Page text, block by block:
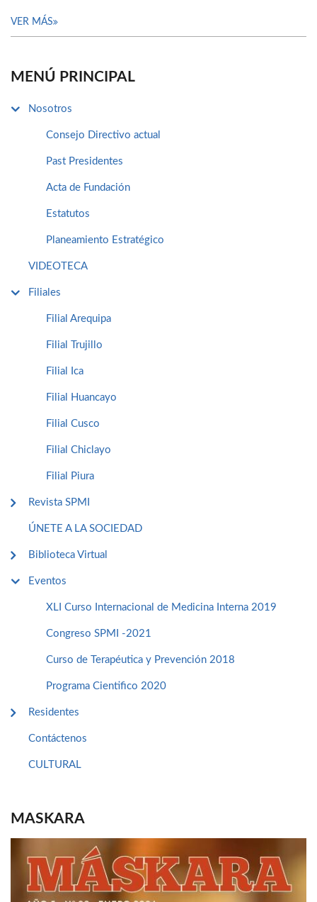
VER MÁS
MENÚ PRINCIPAL
Nosotros
Consejo Directivo actual
Past Presidentes
Acta de Fundación
Estatutos
Planeamiento Estratégico
VIDEOTECA
Filiales
Filial Arequipa
Filial Trujillo
Filial Ica
Filial Huancayo
Filial Cusco
Filial Chiclayo
Filial Piura
Revista SPMI
ÚNETE A LA SOCIEDAD
Biblioteca Virtual
Eventos
XLI Curso Internacional de Medicina Interna 2019
Congreso SPMI -2021
Curso de Terapéutica y Prevención 2018
Programa Cientifico 2020
Residentes
Contáctenos
CULTURAL
MASKARA